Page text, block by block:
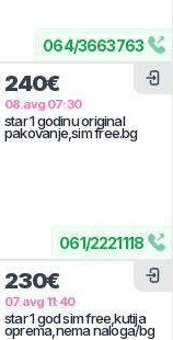
064/3663763
061/2221118
240€
08.avg 07:30
star 1 godinu original
pakovanje,sim free.bg
230€
07.avg 11:40
star 1 god sim free,kutija
oprema,nema naloga/bg